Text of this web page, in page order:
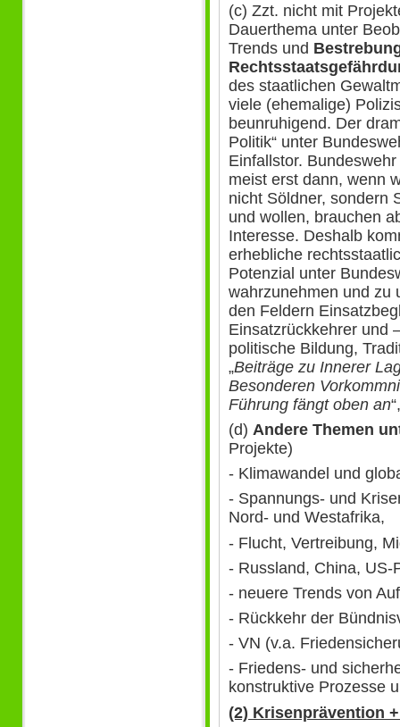
(c) Zzt. nicht mit
Dauerthema unter
Trends und
des staatlichen
viele (ehemalige)
beunruhigend. Der
Politik“ unter
Einfallstor.
meist erst dann, wenn
nicht Söldner, sondern
und wollen, brauchen
Interesse. Deshalb
erhebliche
Potenzial unter
wahrzunehmen und zu
den Feldern
Einsatzrückkehrer und
politische Bildung,
„Beiträge zu Innerer
Besonderen
Führung fängt oben an
(d) Andere Themen
Projekte)
- Klimawandel und
- Spannungs- und
Nord- und Westafrika,
- Flucht, Vertreibung,
- Russland, China, US-
- neuere Trends von
- Rückkehr der
- VN (v.a.
- Friedens- und
konstruktive Prozesse
(2) Krisenprävention